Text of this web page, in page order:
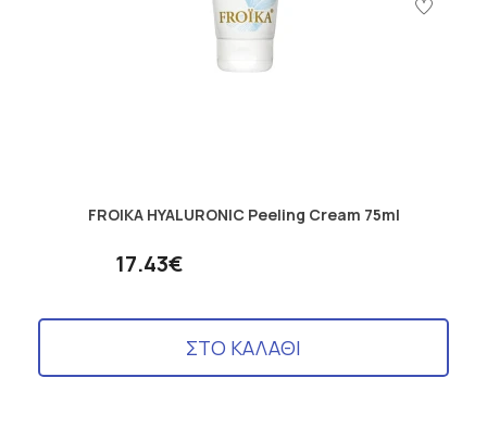
FROIKA HYALURONIC Peeling Cream 75ml
17.43€
ΣΤΟ ΚΑΛΑΘΙ